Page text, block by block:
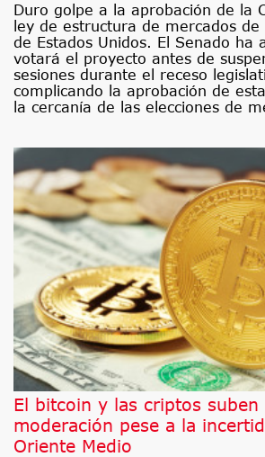
Duro golpe a la aprobación de la
ley de estructura de mercados de
de Estados Unidos. El Senado ha
votará el proyecto antes de
sesiones durante el receso
complicando la aprobación de
la cercanía de las elecciones de
El bitcoin y las criptos suben
moderación pese a la
Oriente Medio